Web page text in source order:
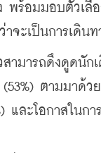
ร้อมมอบตัวเลื
จะเป็นการเดิน
ารถดึงดูดนักเ
ตามมาด้ว
และโอกาสในก